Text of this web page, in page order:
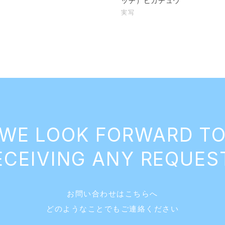
実写
LOOK FORWARD
ANY
お問い合わせはこちらへ
どのようなことでもご連絡ください